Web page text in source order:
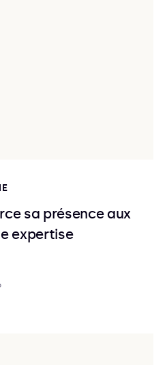
sa présence aux
expertise